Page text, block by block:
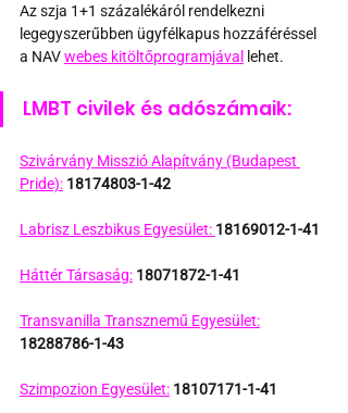
Az szja 1+1 százalékáról rendelkezni
legegyszerűbben ügyfélkapus hozzáféréssel
a NAV webes kitöltőprogramjával lehet.
LMBT civilek és adószámaik:
Szivárvány Misszió Alapítvány (Budapest
Pride): 18174803-1-42
Labrisz Leszbikus Egyesület: 18169012-1-41
Háttér Társaság: 18071872-1-41
Transvanilla Transznemű Egyesület:
18288786-1-43
Szimpozion Egyesület: 18107171-1-41